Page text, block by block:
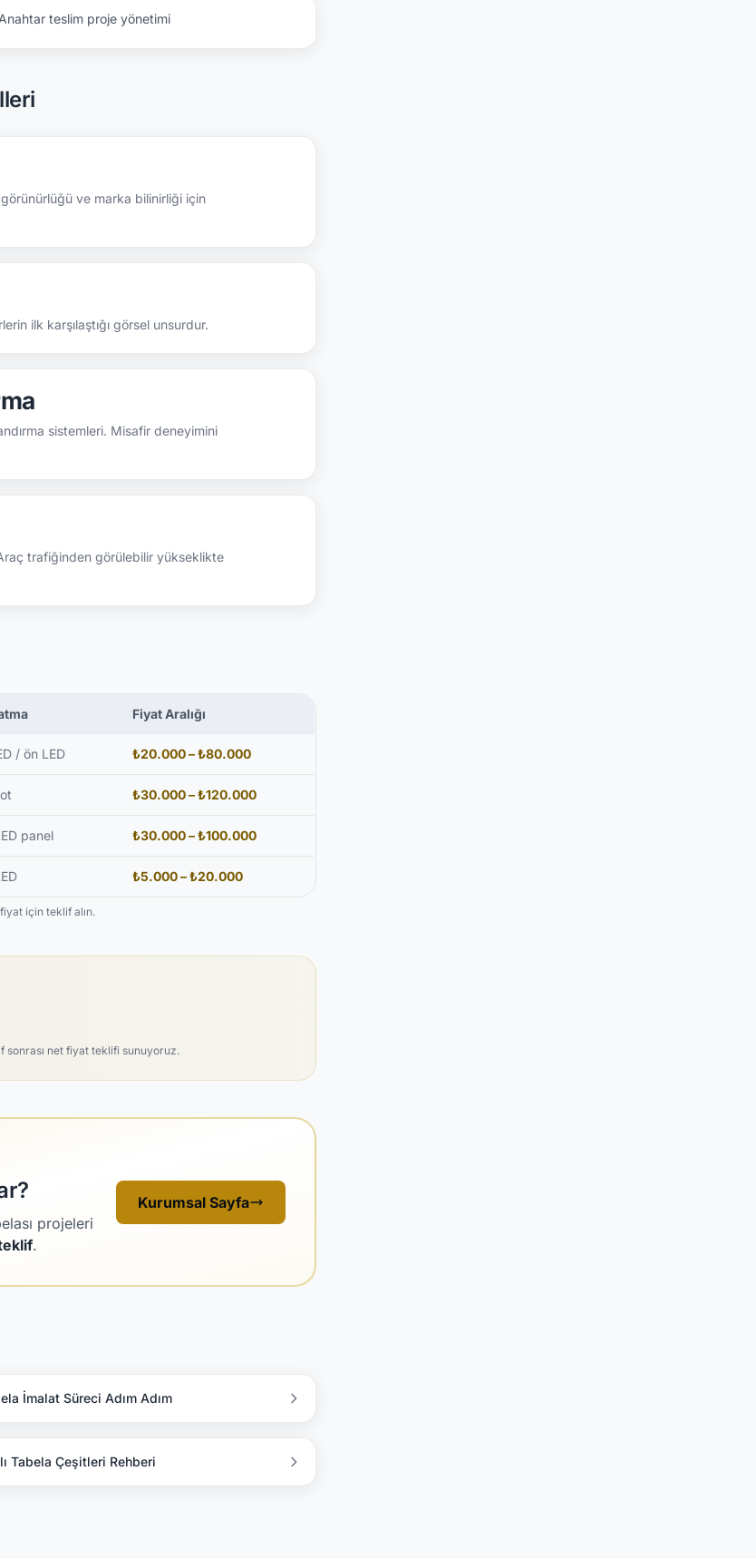
Anahtar teslim proje yönetimi
görünürlüğü ve marka bilinirliği için
ilk karşılaştığı görsel unsurdur.
sistemleri. Misafir deneyimini
trafiğinden görülebilir yükseklikte
Fiyat Aralığı
/ ön LED ₺20.000 – ₺80.000
₺30.000 – ₺120.000
panel ₺30.000 – ₺100.000
₺5.000 – ₺20.000
için teklif alın.
sonrası net fiyat teklifi sunuyoruz.
projeleri
.
Kurumsal Sayfa
İmalat Süreci Adım Adım
Tabela Çeşitleri Rehberi